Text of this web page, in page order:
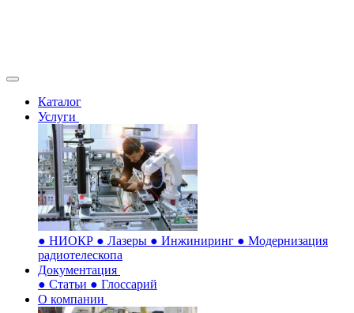
Каталог
Услуги
● НИОКР ● Лазеры ● Инжиниринг ● Модернизация
радиотелескопа
Документация
● Статьи ● Глоссарий
О компании